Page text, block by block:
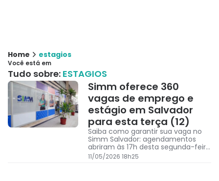
Home estagios
Você está em
Tudo sobre: ESTAGIOS
Simm oferece 360
vagas de emprego e
estágio em Salvador
para esta terça (12)
Saiba como garantir sua vaga no
Simm Salvador: agendamentos
abriram às 17h desta segunda-feira
para atendimento remoto ou
presencial
11/05/2026 18h25